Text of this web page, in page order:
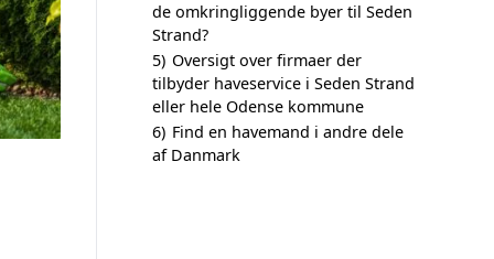
de omkringliggende byer til Seden
Strand?
5) Oversigt over firmaer der
tilbyder haveservice i Seden Strand
eller hele Odense kommune
6) Find en havemand i andre dele
af Danmark